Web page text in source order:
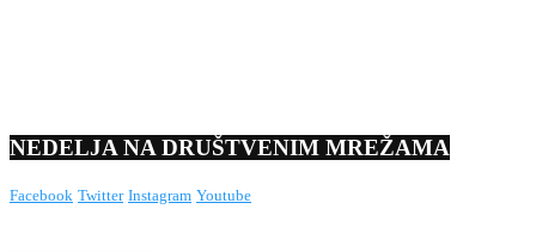
NEDELJA NA DRUŠTVENIM MREŽAMA
Facebook Twitter Instagram Youtube